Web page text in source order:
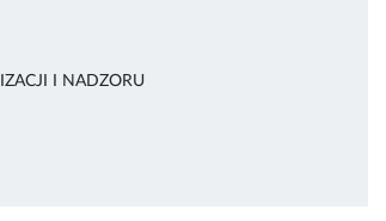
I NADZORU